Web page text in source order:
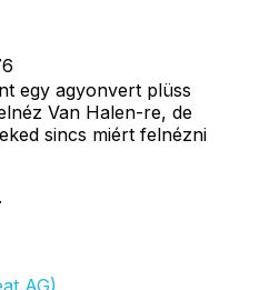
egy agyonvert plüss
Van Halen-re, de
sincs miért felnézni